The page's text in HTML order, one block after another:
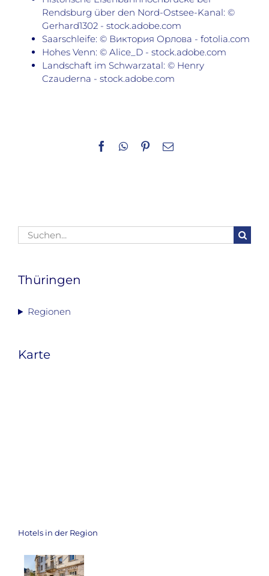
Rendsburg über den Nord-Ostsee-Kanal: ©
Gerhard1302 - stock.adobe.com
Saarschleife: © Виктория Орлова - fotolia.com
Hohes Venn: © Alice_D - stock.adobe.com
Landschaft im Schwarzatal: © Henry
Czauderna - stock.adobe.com
Facebook
WhatsApp
Pinterest
E-
Suche
nach:
Thüringen
Regionen
Karte
Hotels in der Region